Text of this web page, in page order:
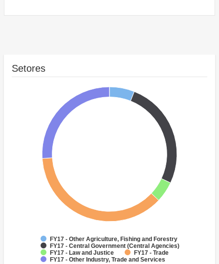
Setores
FY17 - Other Agriculture, Fishing and Forestry
FY17 - Central Government (Central Agencies)
FY17 - Law and Justice
FY17 - Trade
FY17 - Other Industry, Trade and Services